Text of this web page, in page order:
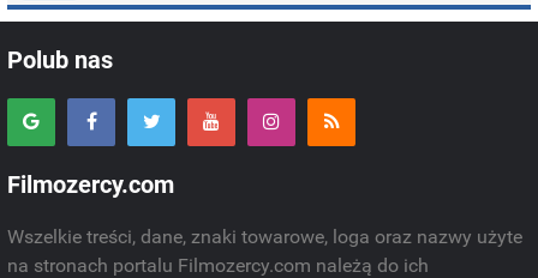
Polub nas
Filmozercy.com
Wszelkie treści, dane, znaki towarowe, loga oraz nazwy użyte
na stronach portalu Filmozercy.com należą do ich